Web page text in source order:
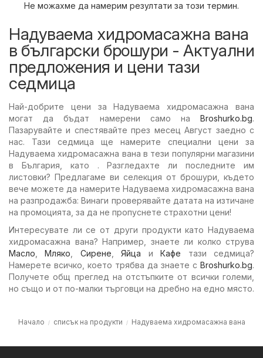
Не можахме да намерим резултати за този термин.
Надуваема хидромасажна вана
в български брошури - Актуални
предложения и цени тази
седмица
Най-добрите цени за Надуваема хидромасажна вана
могат да бъдат намерени само на Broshurko.bg.
Пазарувайте и спестявайте през месец Август заедно с
нас. Тази седмица ще намерите специални цени за
Надуваема хидромасажна вана в тези популярни магазини
в България, като . Разгледахте ли последните им
листовки? Предлагаме ви селекция от брошури, където
вече можете да намерите Надуваема хидромасажна вана
на разпродажба: Винаги проверявайте датата на изтичане
на промоцията, за да не пропуснете страхотни цени!
Интересувате ли се от други продукти като Надуваема
хидромасажна вана? Например, знаете ли колко струва
Масло ,Мляко Сирене ,Яйца иКафе тази седмица?
Намерете всичко, което трябва да знаете с Broshurko.bg.
Получете общ преглед на отстъпките от всички големи,
но също и от по-малки търговци на дребно на едно място.
Начало списък на продукти Надуваема хидромасажна вана